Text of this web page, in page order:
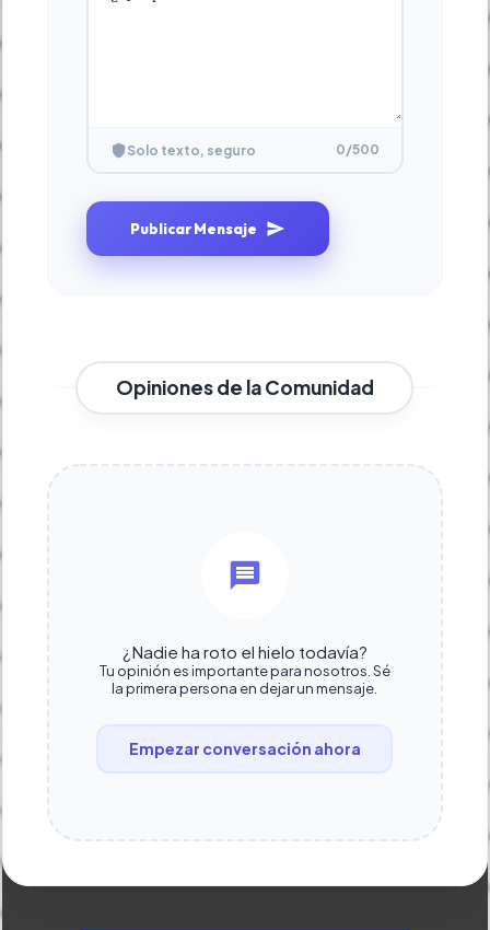
Solo texto, seguro 0/500
Publicar Mensaje
Opiniones de la Comunidad
¿Nadie ha roto el hielo todavía?
Tu opinión es importante para nosotros. Sé
la primera persona en dejar un mensaje.
Empezar conversación ahora